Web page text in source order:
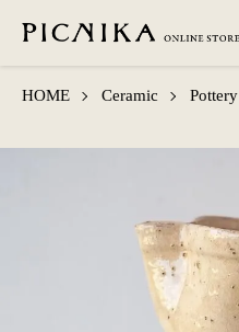
HOME Ceramic Pottery